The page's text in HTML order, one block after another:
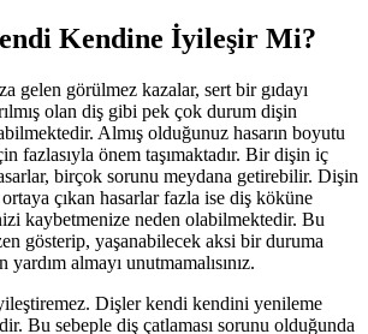
Kendine İyileşir Mi?
gelen görülmez kazalar, sert bir gıdayı
olan diş gibi pek çok durum dişin
Almış olduğunuz hasarın boyutu
fazlasıyla önem taşımaktadır. Bir dişin iç
birçok sorunu meydana getirebilir. Dişin
ortaya çıkan hasarlar fazla ise diş köküne
kaybetmenize neden olabilmektedir. Bu
gösterip, yaşanabilecek aksi bir duruma
almayı unutmamalısınız.
Dişler kendi kendini yenileme
Bu sebeple diş çatlaması sorunu olduğunda